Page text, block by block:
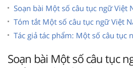
Soạn bài Một số câu tục ngữ Việt
Tóm tắt Một số câu tục ngữ Việt
Tác giả tác phẩm: Một số câu tục
Soạn bài Một số câu tục